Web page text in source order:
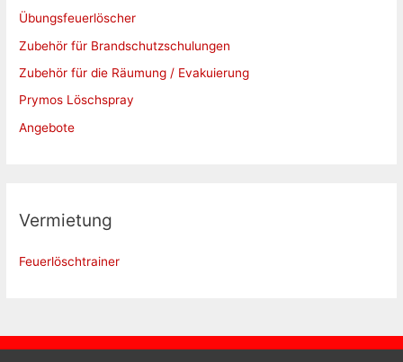
Übungsfeuerlöscher
Zubehör für Brandschutzschulungen
Zubehör für die Räumung / Evakuierung
Prymos Löschspray
Angebote
Vermietung
Feuerlöschtrainer